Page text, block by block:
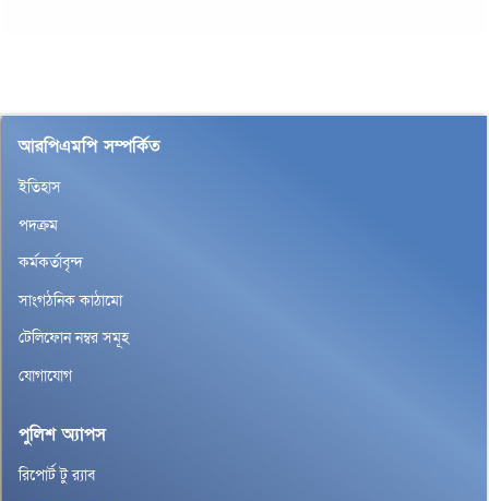
আরপিএমপি সম্পর্কিত
ইতিহাস
পদক্রম
কর্মকর্তাবৃন্দ
সাংগঠনিক কাঠামো
টেলিফোন নম্বর সমূহ
যোগাযোগ
পুলিশ অ্যাপস
রিপোর্ট টু র‌্যাব